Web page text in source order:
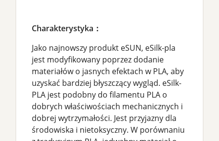
Charakterystyka：
Jako najnowszy produkt eSUN, eSilk-pla
jest modyfikowany poprzez dodanie
materiałów o jasnych efektach w PLA, aby
uzyskać bardziej błyszczący wygląd. eSilk-
PLA jest podobny do filamentu PLA o
dobrych właściwościach mechanicznych i
dobrej wytrzymałości. Jest przyjazny dla
środowiska i nietoksyczny. W porównaniu